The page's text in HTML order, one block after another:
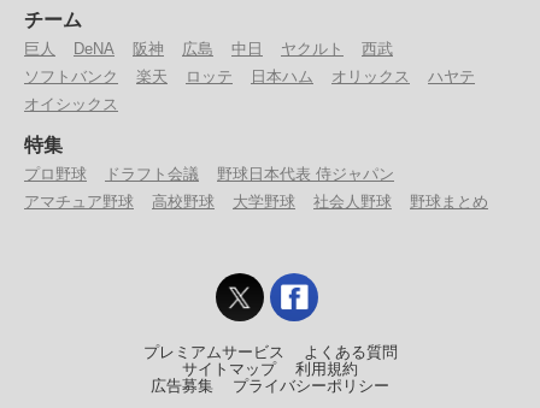
チーム
巨人 DeNA 阪神 広島 中日 ヤクルト
西武
ソフトバンク
楽天 ロッテ 日本ハム オリックス
ハヤテ
オイシックス
特集
プロ野球 ドラフト会議
野球日本代表 侍ジャパン
アマチュア野球
高校野球 大学野球 社会人野球 野球まとめ
プレミアムサービス
よくある質問
サイトマップ
利用規約
広告募集
プライバシーポリシー